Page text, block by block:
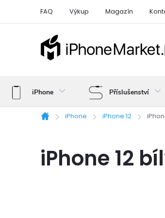
FAQ Výkup Magazín
iPhone Příslušenství
Domů
iPhone iPhone 12
iPhone 12